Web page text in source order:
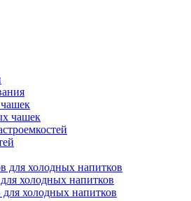
чашек
для холодных напитков
холодных напитков
холодных напитков